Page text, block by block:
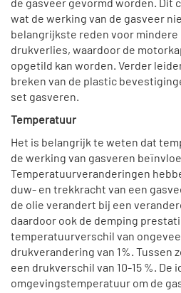
de gasveer gevormd worden. Dit
wat de werking van de gasveer
belangrijkste reden voor
drukverlies, waardoor de
opgetild kan worden. Verder
breken van de plastic
set gasveren.
Temperatuur
Het is belangrijk te weten dat
de werking van gasveren
Temperatuurveranderingen
duw- en trekkracht van een
de olie verandert bij een
daardoor ook de demping
temperatuurverschil van
drukverandering van 1%. Tussen
een drukverschil van 10-15 %. De
omgevingstemperatuur om de